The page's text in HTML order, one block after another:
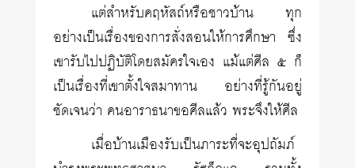
แต่สำหรับคฤหัสถ์หรือชาวบ้าน ทุก
อย่างเป็นเรื่องของการสั่งสอนให้การศึกษา ซึ่ง
เขารับไปปฏิบัติโดยสมัครใจเอง แม้แต่ศีล ๕ ก็
เป็นเรื่องที่เขาตั้งใจสมาทาน อย่างที่รู้กันอยู่
ชัดเจนว่า คนอาราธนาขอศีลแล้ว พระจึงให้ศีล
เมื่อบ้านเมืองรับเป็นภาระที่จะอุปถัมภ์